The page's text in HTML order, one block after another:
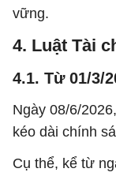
vững.
4. Luật Tài
4.1. Từ 01/3/
Ngày 08/6/
kéo dài chính
Cụ thể, kể từ